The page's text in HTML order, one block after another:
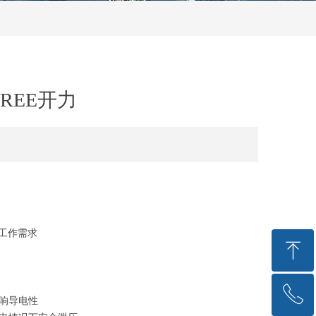
开力
作需求
导电性
ꁸ
回到顶部
ꂅ